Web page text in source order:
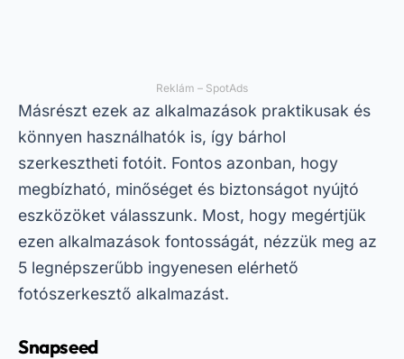
Reklám – SpotAds
Másrészt ezek az alkalmazások praktikusak és
könnyen használhatók is, így bárhol
szerkesztheti fotóit. Fontos azonban, hogy
megbízható, minőséget és biztonságot nyújtó
eszközöket válasszunk. Most, hogy megértjük
ezen alkalmazások fontosságát, nézzük meg az
5 legnépszerűbb ingyenesen elérhető
fotószerkesztő alkalmazást.
Snapseed